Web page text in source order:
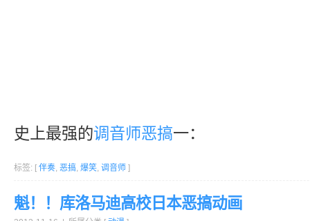
史上最强的调音师恶搞一：
标签: [ 伴奏, 恶搞, 爆笑, 调音师 ]
魁！！库洛马迪高校日本恶搞动画